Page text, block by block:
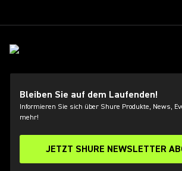
Bleiben Sie auf dem Laufenden!
Informieren Sie sich über Shure Produkte, News,
mehr!
JETZT SHURE NEWSLETTER